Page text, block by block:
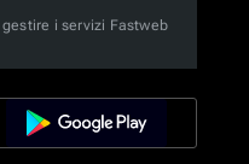
i servizi Fastweb